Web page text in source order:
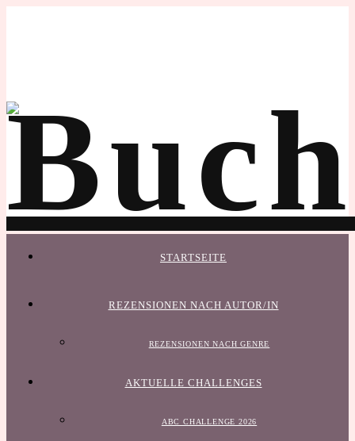
STARTSEITE
REZENSIONEN NACH AUTOR/IN
REZENSIONEN NACH GENRE
AKTUELLE CHALLENGES
ABC CHALLENGE 2026